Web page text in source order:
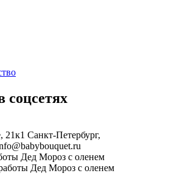
соцсетях
21к1 Санкт-Петербург,
Дед Мороз с оленем